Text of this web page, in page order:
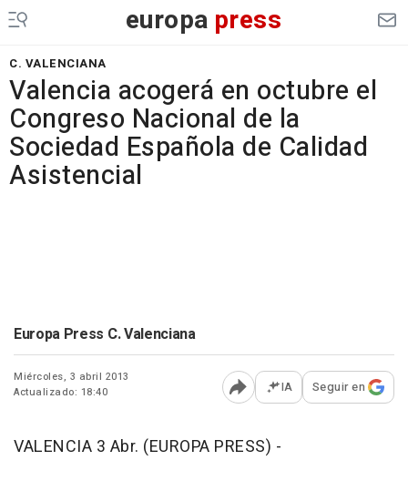
europa press
C. VALENCIANA
Valencia acogerá en octubre el
Congreso Nacional de la
Sociedad Española de Calidad
Asistencial
Europa Press C. Valenciana
Miércoles, 3 abril 2013
Actualizado: 18:40
Abrir opciones para
IA Seguir en
VALENCIA 3 Abr. (EUROPA PRESS) -